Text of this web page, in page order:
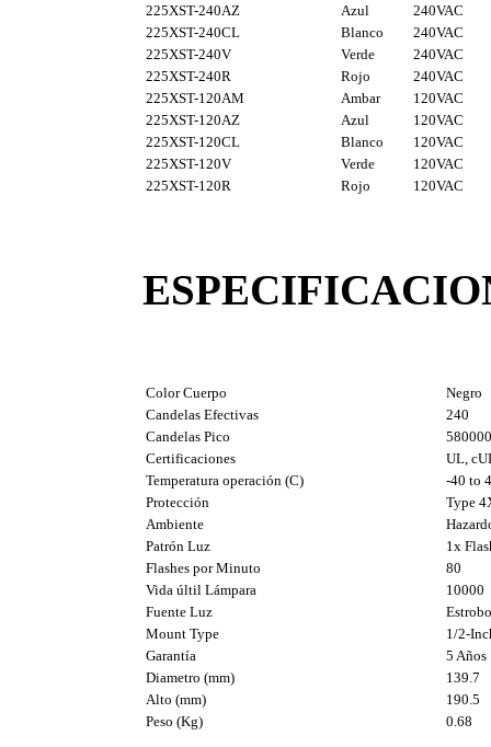
225XST-240AZ Azul
240VAC
225XST-240CL
Blanco
240VAC
225XST-240V
Verde
240VAC
225XST-240R
Rojo
240VAC
225XST-120AM
Ambar
120VAC
225XST-120AZ
Azul
120VAC
225XST-120CL
Blanco
120VAC
225XST-120V
Verde
120VAC
225XST-120R
Rojo 120VAC
Color Cuerpo
Negro
Candelas Efectivas
240
Candelas Pico
580000
Certificaciones
UL,
Temperatura operación (C)
-40 to
Protección
Type
Ambiente
Patrón Luz
1x
Flashes por Minuto
80
Vida últil Lámpara
10000
Fuente Luz
Mount Type
1/2-
Garantía
5 Años
Diametro (mm)
139.7
Alto (mm)
190.5
Peso (Kg)
0.68